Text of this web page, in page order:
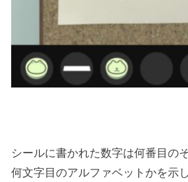
シールに書かれた数字は何番目の
何文字目のアルファベットかを示し